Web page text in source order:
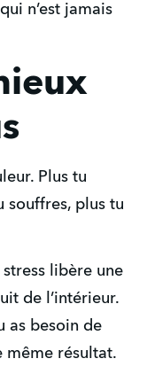
n’est jamais
Plus tu
souffres, plus tu
stress libère une
de l’intérieur.
as besoin de
même résultat.